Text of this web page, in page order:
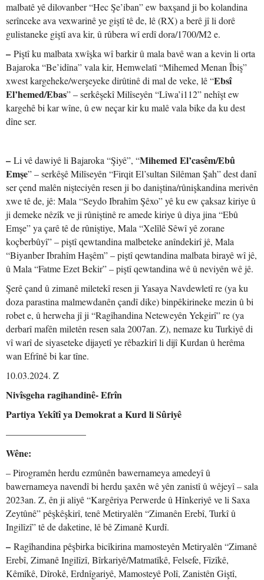
malbatê yê dilovanber “Hec Şe’iban” ew baxşand ji bo kolandina
serînceke ava vexwarinê ye giştî tê de, lê (RX) a berê jî li dorê
gulistaneke giştî ava kir, û rûbera wî erdî dora/1700/M2 e.
– Piştî ku malbata xwîşka wî barkir û mala bavê wan a kevin li orta
Bajaroka “Be’idîna” vala kir, Hemwelatî “Mihemed Menan Îbiş”
xwest kargeheke/werşeyeke dirûtinê di mal de veke, lê “Ebsî
El’hemed/Ebas” – serkêşekî Milîseyên “Lîwa’i112” nehîşt ew
kargehê bi kar wîne, û ew neçar kir ku malê vala bike da ku dest
dîne ser.
– Li vê dawiyê li Bajaroka “Şiyê”, “Mihemed El’casêm/Ebû
Emşe” – serkêşê Milîseyên “Firqit El’sultan Silêman Şah” dest danî
ser çend malên nişteciyên resen ji bo daniştina/rûnişkandina merivên
xwe tê de, jê: Mala “Seydo Ibrahîm Şêxo” yê ku ew çaksaz kiriye û
ji demeke nêzîk ve ji rûniştinê re amede kiriye û diya jina “Ebû
Emşe” ya çarê tê de rûniştiye, Mala “Xelîlê Sêwî yê zorane
koçberbûyî” – piştî qewtandina malbeteke anîndekirî jê, Mala
“Biyanber Ibrahîm Haşêm” – piştî qewtandina malbata birayê wî jê,
û Mala “Fatme Ezet Bekir” – piştî qewtandina wê û neviyên wê jê.
Şerê çand û zimanê miletekî resen ji Yasaya Navdewletî re (ya ku
doza parastina malmewdanên çandî dike) binpêkirineke mezin û bi
robet e, û herweha jî ji “Ragîhandina Neteweyên Yekgirî” re (ya
derbarî mafên miletên resen sala 2007an. Z), nemaze ku Turkiyê di
vî warî de siyaseteke dijayetî ye rêbazkirî li dijî Kurdan û herêma
wan Efrînê bi kar tîne.
10.03.2024. Z
Nivîsgeha ragihandinê- Efrîn
Partiya Yekîtî ya Demokrat a Kurd li Sûriyê
————————–
Wêne:
– Pirogramên herdu ezmûnên bawernameya amedeyî û
bawernameya navendî bi herdu şaxên wê yên zanistî û wêjeyî – sala
2023an. Z, ên ji aliyê “Kargêriya Perwerde û Hînkeriyê ve li Saxa
Zeytûnê” pêşkêşkirî, tenê Metiryalên “Zimanên Erebî, Turkî û
Ingilîzî” tê de daketine, lê bê Zimanê Kurdî.
– Ragîhandina pêşbirka bicîkirina mamosteyên Metiryalên “Zimanê
Erebî, Zimanê Ingilîzî, Bîrkariyê/Matmatîkê, Felsefe, Fîzîkê,
Kêmîkê, Dîrokê, Erdnîgariyê, Mamosteyê Polî, Zanistên Giştî,